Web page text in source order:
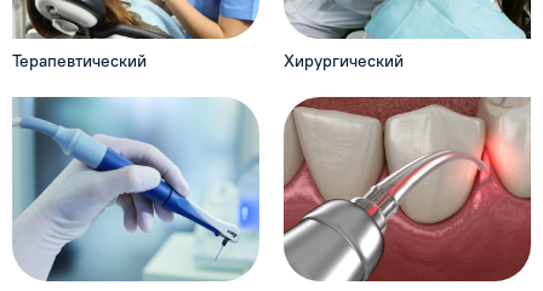
Терапевтический Хирургический